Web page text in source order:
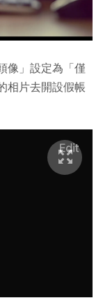
像」設定為「僅
相片去開設假帳